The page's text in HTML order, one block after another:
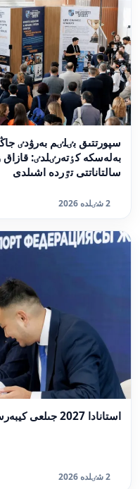
سپورتتىق بٸلٸم بەرۋدٸ
بەلەسكە كٶتەرٸلدٸ:
سالتاناتتى تٷردە اشىلدى
2 شٸلدە 2026
استانادا 2027 جىلعى كيبەرسپورتتان ەلەم چەمپيوناتى ٶتەدٸ
2 شٸلدە 2026